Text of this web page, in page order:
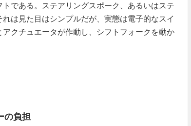
である。ステアリングスポーク、あるいはステ
は見た目はシンプルだが、実態は電子的なスイ
クチュエータが作動し、シフトフォークを動か
の負担